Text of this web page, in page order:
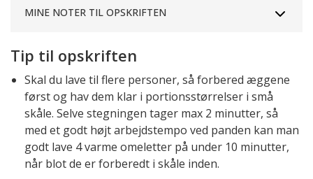
MINE NOTER TIL OPSKRIFTEN
Tip til opskriften
Skal du lave til flere personer, så forbered æggene
først og hav dem klar i portionsstørrelser i små
skåle. Selve stegningen tager max 2 minutter, så
med et godt højt arbejdstempo ved panden kan man
godt lave 4 varme omeletter på under 10 minutter,
når blot de er forberedt i skåle inden.